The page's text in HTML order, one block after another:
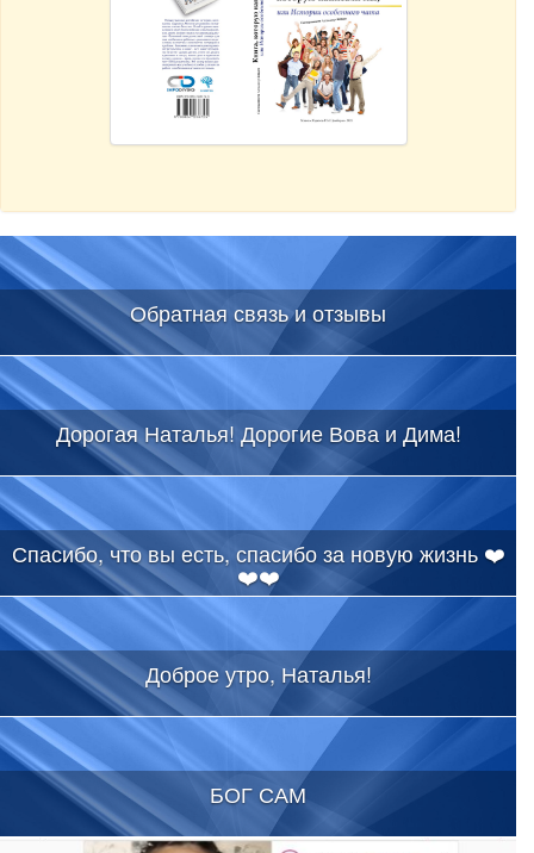
Обратная связь и отзывы
Дорогая Наталья! Дорогие Вова и Дима!
Спасибо, что вы есть, спасибо за новую жизнь ❤️
❤️❤️
Доброе утро, Наталья!
БОГ САМ